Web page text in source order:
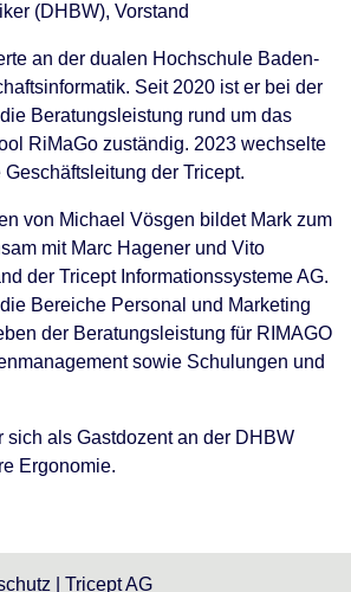
(DHBW), Vorstand
an der dualen Hochschule Baden-
Seit 2020 ist er bei der
Beratungsleistung rund um das
RiMaGo zuständig. 2023 wechselte
der Tricept.
von Michael Vösgen bildet Mark zum
mit Marc Hagener und Vito
der Tricept Informationssysteme AG.
Bereiche Personal und Marketing
der Beratungsleistung für RIMAGO
sowie Schulungen und
sich als Gastdozent an der DHBW
Ergonomie.
Tricept AG